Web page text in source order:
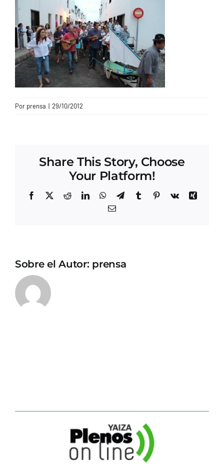
CONTACTO
Por prensa | 29/10/2012
Share This Story, Choose
Your Platform!
Facebook
X RedditLinkedInWhatsApp
TelegramTumblrPinterest
Vk
Xing
Correo
Sobre el Autor: prensa